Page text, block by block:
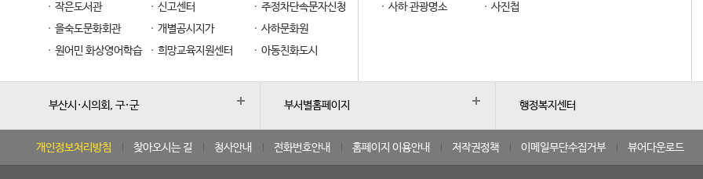
작은도서관
신고센터
주정차단속문자신청
을숙도문화회관
개별공시지가
사하문화원
원어민 화상영어학습
희망교육지원센터 아동친화도시
사하 관광명소
사진첩
부산시·시의회, 구·군 부서별홈페이지 행정복지센터
개인정보처리방침 찾아오시는 길 청사안내 전화번호안내 홈페이지 이용안내 저작권정책 이메일무단수집거부 뷰어다운로드